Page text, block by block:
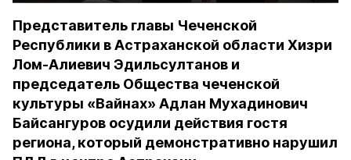
Представитель главы Чеченской
Республики в Астраханской области Хизри
Лом-Алиевич Эдильсултанов и
председатель Общества чеченской
культуры «Вайнах» Адлан Мухадинович
Байсангуров осудили действия гостя
региона, который демонстративно нарушил